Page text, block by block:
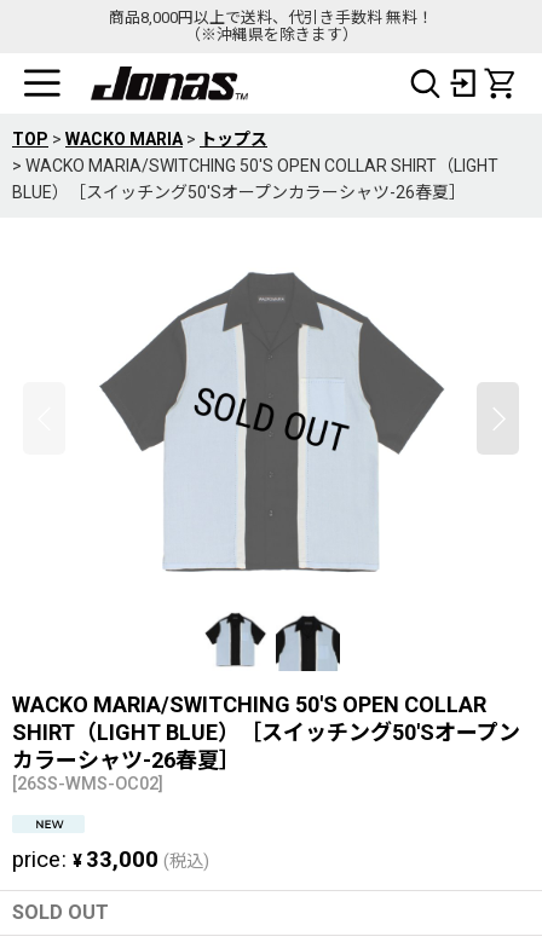
商品8,000円以上で送料、代引き手数料 無料！
（※沖縄県を除きます）
TOP > WACKO MARIA >
トップス
> WACKO MARIA/SWITCHING 50'S OPEN COLLAR SHIRT（LIGHT
BLUE）［スイッチング50'Sオープンカラーシャツ-26春夏］
WACKO MARIA/SWITCHING 50'S OPEN COLLAR
SHIRT（LIGHT BLUE）［スイッチング50'Sオープン
カラーシャツ-26春夏］
[26SS-WMS-OC02]
price: ¥ 33,000 (税込)
SOLD OUT